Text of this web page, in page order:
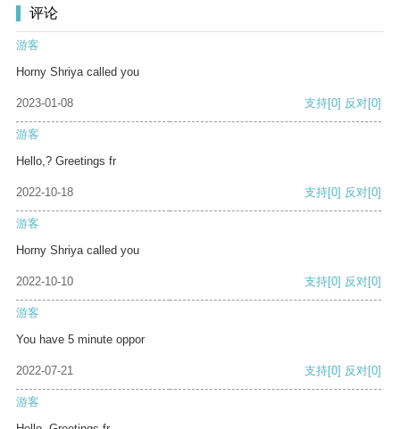
评论
游客
Horny Shriya called you
2023-01-08 支持[0] 反对[0]
游客
Hello,? Greetings fr
2022-10-18 支持[0] 反对[0]
游客
Horny Shriya called you
2022-10-10 支持[0] 反对[0]
游客
You have 5 minute oppor
2022-07-21 支持[0] 反对[0]
游客